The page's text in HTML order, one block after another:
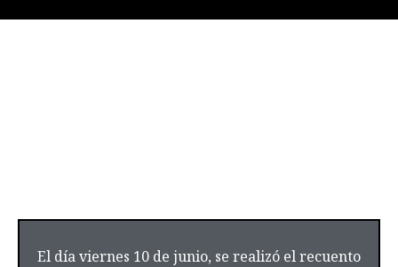
El día viernes 10 de junio, se realizó el recuento